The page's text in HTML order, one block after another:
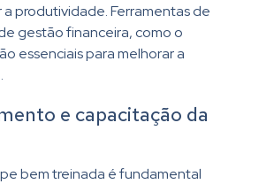
produtividade. Ferramentas de
gestão financeira, como o
essenciais para melhorar a
e capacitação da
bem treinada é fundamental